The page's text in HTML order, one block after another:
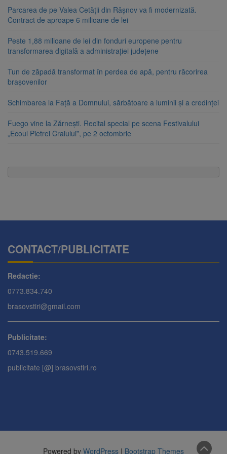
Parcarea de pe Valea Cetății din Râșnov va fi modernizată.
Contract de aproape 6 milioane de lei
Peste 1,88 milioane de lei din fonduri europene pentru
transformarea digitală a administrației județene
Tun de zăpadă transformat în perdea de apă, pentru răcorirea
brașovenilor
Schimbarea la Față a Domnului, sărbătoare a luminii și a credinței
Fuego vine la Zărnești. Recital special pe scena Festivalului
„Ecoul Pietrei Craiului”, pe 2 octombrie
CONTACT/PUBLICITATE
Redactie:
0773.834.740
brasovstiri@gmail.com
Publicitate:
0743.519.669
publicitate [@] brasovstiri.ro
Powered by WordPress | Bootstrap Themes